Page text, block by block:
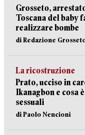
Grosseto,
Toscana del baby
realizzare bombe
di Redazione
La ricostruzione
Prato, ucciso in
Ikanagbon e cosa
sessuali
di Paolo Nencioni